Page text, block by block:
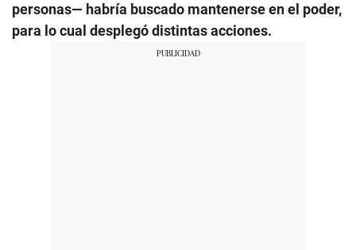
personas— habría buscado mantenerse en el poder,
para lo cual desplegó distintas acciones.